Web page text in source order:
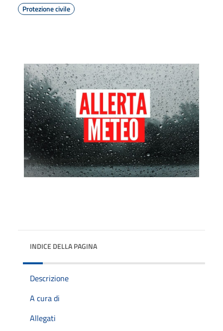
Protezione civile
INDICE DELLA PAGINA
Descrizione
A cura di
Allegati